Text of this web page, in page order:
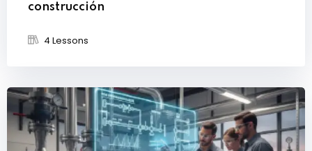
construcción
4 Lessons